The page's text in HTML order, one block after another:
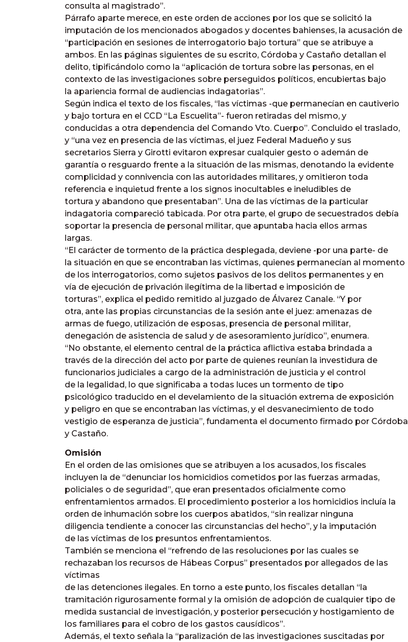
consulta al magistrado”.
Párrafo aparte merece, en este orden de acciones por los que se solicitó la
imputación de los mencionados abogados y docentes bahienses, la acusación de
“participación en sesiones de interrogatorio bajo tortura” que se atribuye a
ambos. En las páginas siguientes de su escrito, Córdoba y Castaño detallan el
delito, tipificándolo como la “aplicación de tortura sobre las personas, en el
contexto de las investigaciones sobre perseguidos políticos, encubiertas bajo
la apariencia formal de audiencias indagatorias”.
Según indica el texto de los fiscales, “las víctimas -que permanecían en cautiverio
y bajo tortura en el CCD “La Escuelita”- fueron retiradas del mismo, y
conducidas a otra dependencia del Comando Vto. Cuerpo”. Concluido el traslado,
y “una vez en presencia de las víctimas, el juez Federal Madueño y sus
secretarios Sierra y Girotti evitaron expresar cualquier gesto o ademán de
garantía o resguardo frente a la situación de las mismas, denotando la evidente
complicidad y connivencia con las autoridades militares, y omitieron toda
referencia e inquietud frente a los signos inocultables e ineludibles de
tortura y abandono que presentaban”. Una de las víctimas de la particular
indagatoria compareció tabicada. Por otra parte, el grupo de secuestrados debía
soportar la presencia de personal militar, que apuntaba hacia ellos armas
largas.
“El carácter de tormento de la práctica desplegada, deviene -por una parte- de
la situación en que se encontraban las víctimas, quienes permanecían al momento
de los interrogatorios, como sujetos pasivos de los delitos permanentes y en
vía de ejecución de privación ilegítima de la libertad e imposición de
torturas”, explica el pedido remitido al juzgado de Álvarez Canale. “Y por
otra, ante las propias circunstancias de la sesión ante el juez: amenazas de
armas de fuego, utilización de esposas, presencia de personal militar,
denegación de asistencia de salud y de asesoramiento jurídico”, enumera.
“No obstante, el elemento central de la práctica aflictiva estaba brindada a
través de la dirección del acto por parte de quienes reunían la investidura de
funcionarios judiciales a cargo de la administración de justicia y el control
de la legalidad, lo que significaba a todas luces un tormento de tipo
psicológico traducido en el develamiento de la situación extrema de exposición
y peligro en que se encontraban las víctimas, y el desvanecimiento de todo
vestigio de esperanza de justicia”, fundamenta el documento firmado por Córdoba
y Castaño.
Omisión
En el orden de las omisiones que se atribuyen a los acusados, los fiscales
incluyen la de “denunciar los homicidios cometidos por las fuerzas armadas,
policiales o de seguridad”, que eran presentados oficialmente como
enfrentamientos armados. El procedimiento posterior a los homicidios incluía la
orden de inhumación sobre los cuerpos abatidos, “sin realizar ninguna
diligencia tendiente a conocer las circunstancias del hecho”, y la imputación
de las víctimas de los presuntos enfrentamientos.
También se menciona el “refrendo de las resoluciones por las cuales se
rechazaban los recursos de Hábeas Corpus” presentados por allegados de las
víctimas
de las detenciones ilegales. En torno a este punto, los fiscales detallan “la
tramitación rigurosamente formal y la omisión de adopción de cualquier tipo de
medida sustancial de investigación, y posterior persecución y hostigamiento de
los familiares para el cobro de los gastos causídicos”.
Además, el texto señala la “paralización de las investigaciones suscitadas por